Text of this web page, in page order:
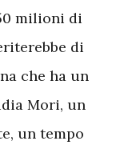
milioni di
di
che ha un
Mori, un
un tempo